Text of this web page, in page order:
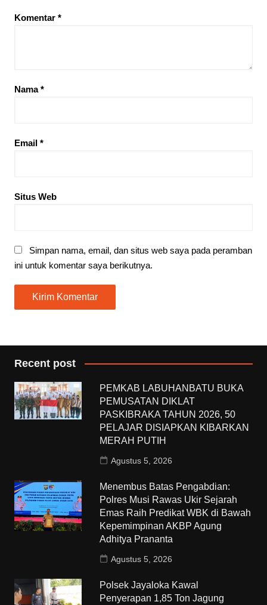
Komentar *
Nama*
Email *
Situs Web
Simpan nama, email, dan situs web saya pada peramban
ini untuk komentar saya berikutnya.
Recent post
PEMKAB LABUHANBATU BUKA
PEMUSATAN DIKLAT
PASKIBRAKA TAHUN 2026, 50
PELAJAR DISIAPKAN KIBARKAN
MERAH PUTIH
Agustus 5, 2026
Menembus Batas Pengabdian:
Polres Musi Rawas Ukir Sejarah
Emas Raih Predikat WBK di Bawah
Kepemimpinan AKBP Agung
Adhitya Prananta
Agustus 5, 2026
Polsek Jayaloka Kawal
Penyerapan 1,85 Ton Jagung